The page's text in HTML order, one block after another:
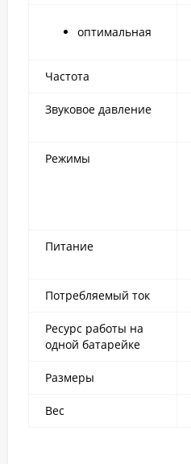
оптимальная
Частота
Звуковое давление
Режимы
Питание
Потребляемый ток
Ресурс работы на
одной батарейке
Размеры
Вес